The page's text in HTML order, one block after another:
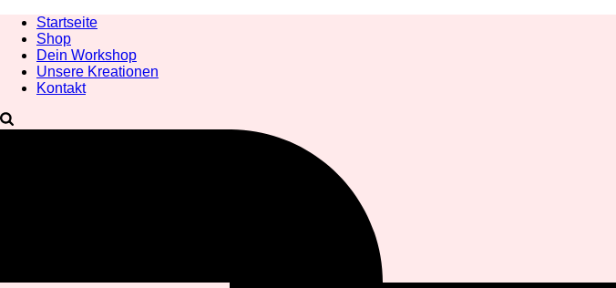
Startseite
Shop
Dein Workshop
Unsere Kreationen
Kontakt